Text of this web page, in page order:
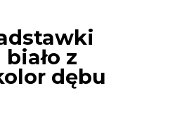
z
dębu